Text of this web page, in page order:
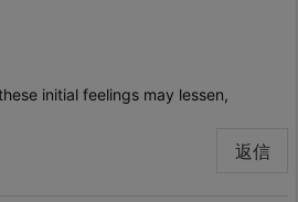
initial feelings may lessen,
返信